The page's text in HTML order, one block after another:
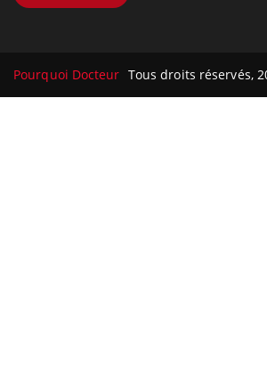
Pourquoi Docteur Tous droits réservés,